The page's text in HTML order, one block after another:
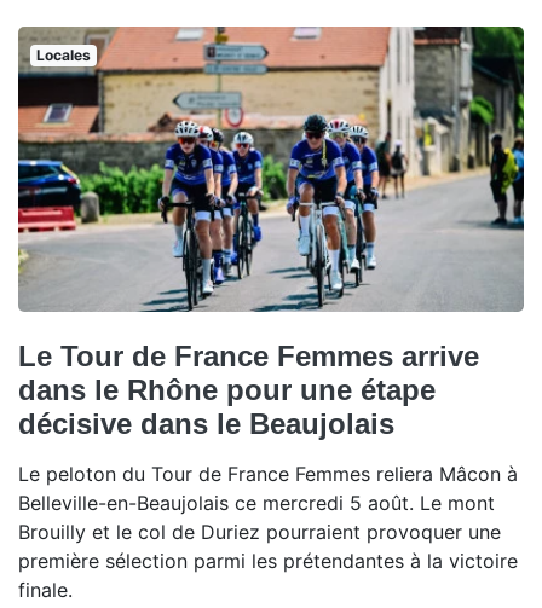
Locales
Le Tour de France Femmes arrive
dans le Rhône pour une étape
décisive dans le Beaujolais
Le peloton du Tour de France Femmes reliera Mâcon à
Belleville-en-Beaujolais ce mercredi 5 août. Le mont
Brouilly et le col de Duriez pourraient provoquer une
première sélection parmi les prétendantes à la victoire
finale.